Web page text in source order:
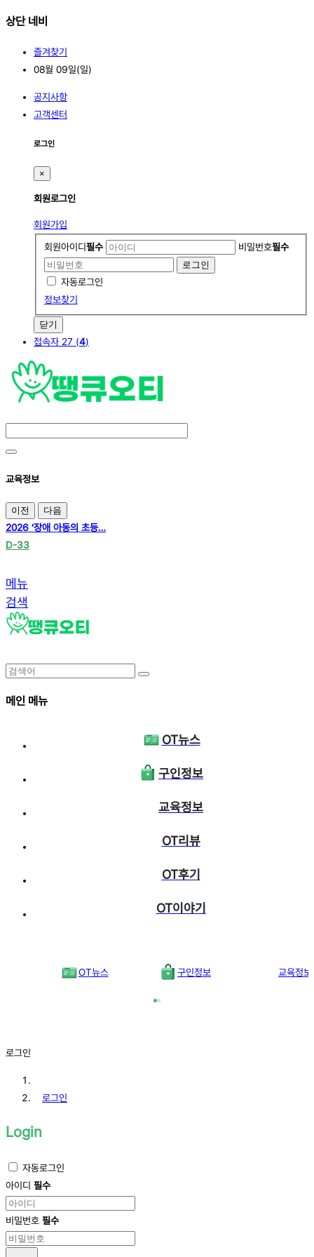
상단 네비
즐겨찾기
08월 09일(일)
공지사항
고객센터
로그인
×
회원로그인
회원가입
회원아이디필수 비밀번호필수
자동로그인
정보찾기
닫기
접속자 27 (4)
교육정보
이전 다음
2026 ‘장애 아동의 초등…
D-33
메뉴
검색
메인 메뉴
OT뉴스
구인정보
교육정보
OT리뷰
OT후기
OT이야기
OT뉴스 구인정보 교육정보
로그인
로그인
Login
자동로그인
아이디 필수
비밀번호 필수